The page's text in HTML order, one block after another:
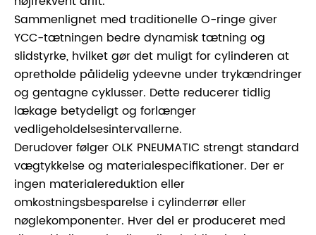
Sammenlignet med traditionelle O-ringe giver
YCC-tætningen bedre dynamisk tætning og
slidstyrke, hvilket gør det muligt for cylinderen at
opretholde pålidelig ydeevne under trykændringer
og gentagne cyklusser. Dette reducerer tidlig
lækage betydeligt og forlænger
vedligeholdelsesintervallerne.
Derudover følger OLK PNEUMATIC strengt standard
vægtykkelse og materialespecifikationer. Der er
ingen materialereduktion eller
omkostningsbesparelse i cylinderrør eller
nøglekomponenter. Hver del er produceret med